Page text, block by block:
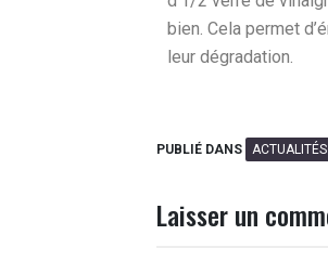
bien. Cela permet
leur dégradation.
PUBLIÉ DANS ACTUALITÉS
Laisser un